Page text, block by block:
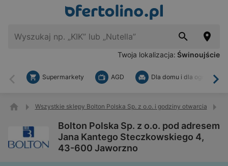
Twoja lokalizacja: Świnoujście
Wstecz
Supermarkety AGD Dla domu i dla ogrodu
Wszystkie sklepy Bolton Polska Sp. z o.o. i godziny otwarcia
Bolton Polska Sp. z o.o. pod adresem
Jana Kantego Steczkowskiego 4,
43-600 Jaworzno